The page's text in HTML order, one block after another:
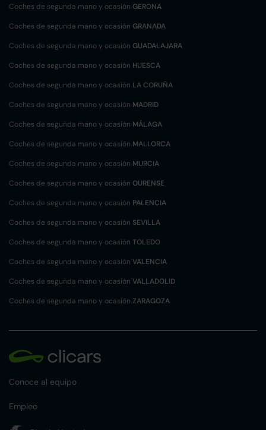
Coches de segunda mano y ocasión GERONA
Coches de segunda mano y ocasión GRANADA
Coches de segunda mano y ocasión GUADALAJARA
Coches de segunda mano y ocasión HUESCA
Coches de segunda mano y ocasión LA CORUÑA
Coches de segunda mano y ocasión MADRID
Coches de segunda mano y ocasión MÁLAGA
Coches de segunda mano y ocasión MALLORCA
Coches de segunda mano y ocasión MURCIA
Coches de segunda mano y ocasión OURENSE
Coches de segunda mano y ocasión PALENCIA
Coches de segunda mano y ocasión SEVILLA
Coches de segunda mano y ocasión TOLEDO
Coches de segunda mano y ocasión VALENCIA
Coches de segunda mano y ocasión VALLADOLID
Coches de segunda mano y ocasión ZARAGOZA
Conoce al equipo
Empleo